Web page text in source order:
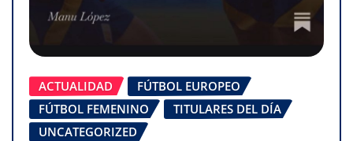
ACTUALIDAD
FÚTBOL EUROPEO
FÚTBOL FEMENINO
TITULARES DEL DÍA
UNCATEGORIZED